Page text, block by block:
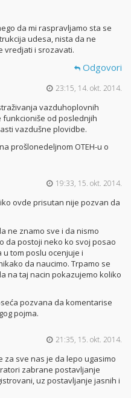
da mi raspravljamo sta se
udesa, nista da ne
vredjati i srozavati.
Odgovori
23:15, 14. okt. 2014.
vazduhoplovnih
od poslednjih
vazdušne plovidbe.
prošlonedeljnom OTEH-u o
19:33, 15. okt. 2014.
ovde prisutan nije pozvan da
ne znamo sve i da nismo
da postoji neko ko svoj posao
u tom poslu ocenjuje i
da naucimo. Trpamo se
na taj nacin pokazujemo koliko
pozvana da komentarise
pojma.
21:35, 15. okt. 2014.
za sve nas je da lepo ugasimo
zabrane postavljanje
uz postavljanje jasnih i